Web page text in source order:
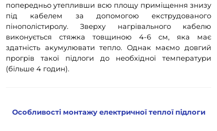
попередньо утепливши всю площу приміщення знизу
під кабелем за допомогою екструдованого
пінополістиролу. Зверху нагрівального кабелю
виконується стяжка товщиною 4-6 см, яка має
здатність акумулювати тепло. Однак маємо довгий
прогрів такої підлоги до необхідної температури
(більше 4 годин).
Особливості монтажу електричної теплої підлоги